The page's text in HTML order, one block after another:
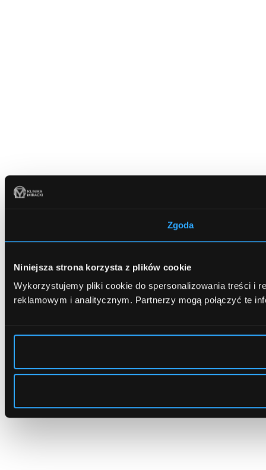
Zgoda
Niniejsza strona korzysta z plików cookie
Wykorzystujemy pliki cookie do spersonalizowania treści i
reklamowym i analitycznym. Partnerzy mogą połączyć te